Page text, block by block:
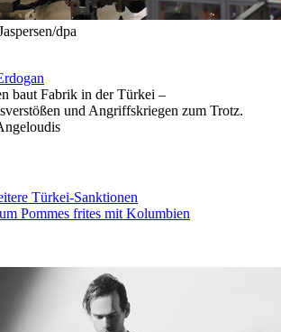
dpa
baut Fabrik in der Türkei –
und Angriffskriegen zum Trotz.
Türkei-Sanktionen
Pommes frites mit Kolumbien